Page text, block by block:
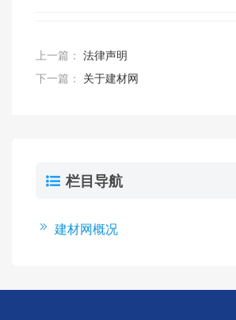
上一篇： 法律声明
下一篇： 关于建材网
栏目导航
建材网概况